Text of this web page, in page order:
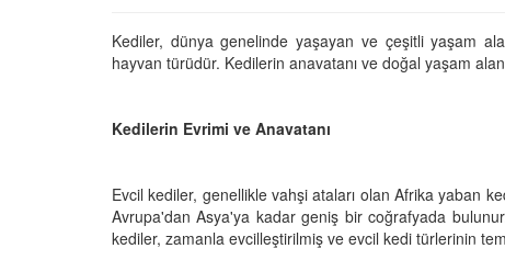
Kediler, dünya genelinde yaşayan ve çeşitli yaşam
hayvan türüdür. Kedilerin anavatanı ve doğal yaşam
Kedilerin Evrimi ve Anavatanı
Evcil kediler, genellikle vahşi ataları olan Afrika yaban
Avrupa'dan Asya'ya kadar geniş bir coğrafyada
kediler, zamanla evcilleştirilmiş ve evcil kedi türlerinin
Sahiplerine Ölü
Gerçek Şok
Olunca Gerçekten
Kedi Oyunları: "Evde
Oynayabileceğiniz 10
11.10.2025
Kedi Beslenmesi: "Çiğ